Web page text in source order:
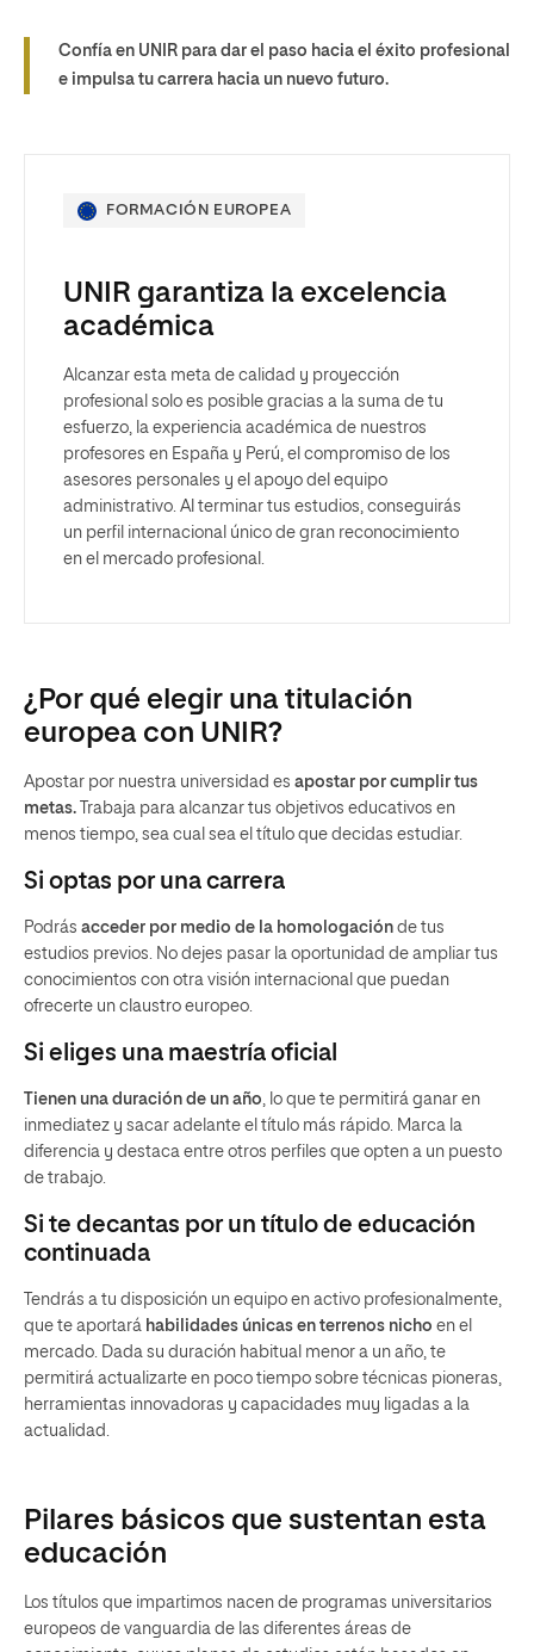
Confía en UNIR para dar el paso hacia el éxito profesional
e impulsa tu carrera hacia un nuevo futuro.
FORMACIÓN EUROPEA
UNIR garantiza la excelencia
académica
Alcanzar esta meta de calidad y proyección
profesional solo es posible gracias a la suma de tu
esfuerzo, la experiencia académica de nuestros
profesores en España y Perú, el compromiso de los
asesores personales y el apoyo del equipo
administrativo. Al terminar tus estudios, conseguirás
un perfil internacional único de gran reconocimiento
en el mercado profesional.
¿Por qué elegir una titulación
europea con UNIR?
Apostar por nuestra universidad es apostar por cumplir tus
metas. Trabaja para alcanzar tus objetivos educativos en
menos tiempo, sea cual sea el título que decidas estudiar.
Si optas por una carrera
Podrás acceder por medio de la homologación de tus
estudios previos. No dejes pasar la oportunidad de ampliar tus
conocimientos con otra visión internacional que puedan
ofrecerte un claustro europeo.
Si eliges una maestría oficial
Tienen una duración de un año, lo que te permitirá ganar en
inmediatez y sacar adelante el título más rápido. Marca la
diferencia y destaca entre otros perfiles que opten a un puesto
de trabajo.
Si te decantas por un título de educación
continuada
Tendrás a tu disposición un equipo en activo profesionalmente,
que te aportará habilidades únicas en terrenos nicho en el
mercado. Dada su duración habitual menor a un año, te
permitirá actualizarte en poco tiempo sobre técnicas pioneras,
herramientas innovadoras y capacidades muy ligadas a la
actualidad.
Pilares básicos que sustentan esta
educación
Los títulos que impartimos nacen de programas universitarios
europeos de vanguardia de las diferentes áreas de